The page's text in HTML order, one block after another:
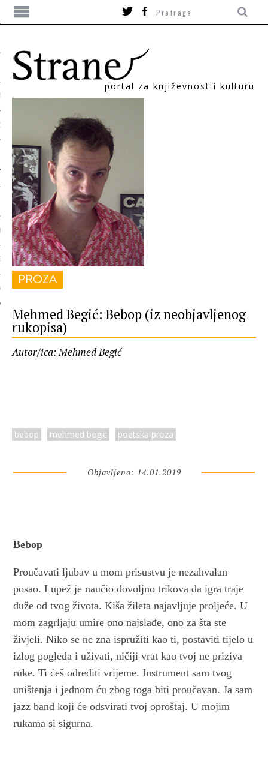
portal za književnost i kulturu
PROZA
Mehmed Begić: Bebop (iz neobjavljenog
rukopisa)
Autor/ica: Mehmed Begić
bebop mehmed begic poetska proza
Objavljeno: 14.01.2019
Bebop
Proučavati ljubav u mom prisustvu je nezahvalan
posao. Lupež je naučio dovoljno trikova da igra traje
duže od tvog života. Kiša žileta najavljuje proljeće. U
mom zagrljaju umire ono najslađe, ono za šta ste
živjeli. Niko se ne zna ispružiti kao ti, postaviti tijelo u
izlog pogleda i uživati, ničiji vrat kao tvoj ne priziva
ruke. Ti ćeš odrediti vrijeme. Instrument sam tvog
uništenja i jednom ću zbog toga biti proučavan. Ja sam
jazz band koji će odsvirati tvoj oproštaj. U mojim
rukama si sigurna.